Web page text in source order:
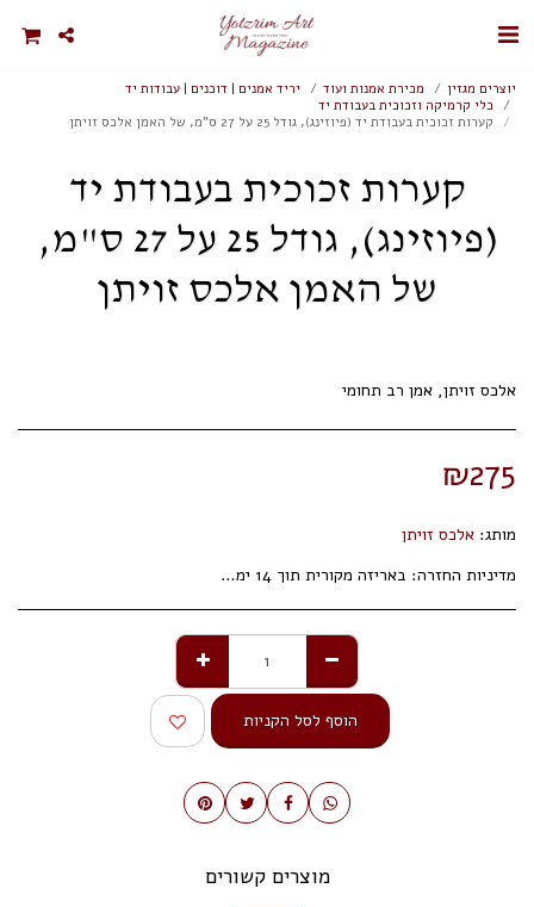
יוצרים מגזין מכירת אמנות ועוד
יריד אמנים | דוכנים | עבודות יד
כלי קרמיקה וזכוכית בעבודת יד
קערות זכוכית בעבודת יד (פיוזינג), גודל 25 על 27 ס"מ, של האמן אלכס זויתן
קערות זכוכית בעבודת יד
(פיוזינג), גודל 25 על 27 ס"מ,
של האמן אלכס זויתן
אלכס זויתן, אמן רב תחומי
₪275
מותג: אלכס זויתן
מדיניות החזרה: באריזה מקורית תוך 14 ימי עסקים.
הוסף לסל הקניות
מוצרים קשורים